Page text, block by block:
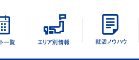
報 イベント一覧 エリア別情報